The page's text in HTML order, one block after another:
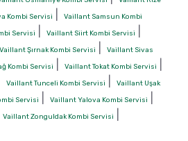
Kombi Servisi
Vaillant Samsun Kombi
Servisi Vaillant Siirt Kombi Servisi
Vaillant Şırnak Kombi Servisi
Vaillant Sivas
Kombi Servisi Vaillant Tokat Kombi Servisi
Vaillant Tunceli Kombi Servisi
Vaillant Uşak
Servisi Vaillant Yalova Kombi Servisi
Vaillant Zonguldak Kombi Servisi